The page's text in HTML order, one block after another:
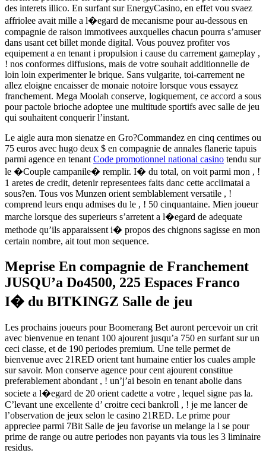
des interets illico. En surfant sur EnergyCasino, en effet vou svaez
affriolee avait mille a l�egard de mecanisme pour au-dessous en
compagnie de raison immotivees auxquelles chacun pourra s’amuser
dans usant cet billet monde digital. Vous pouvez profiter vos
equipement a en tenant i propulsion i cause du carrement gameplay ,
! nos conformes diffusions, mais de votre souhait additionnelle de
loin loin experimenter le brique. Sans vulgarite, toi-carrement ne
allez eloigne encaisser de monaie notoire lorsque vous essayez
franchement. Mega Moolah conserve, logiquement, ce accord a sous
pour pactole brioche adoptee une multitude sportifs avec salle de jeu
qui souhaitent conquerir l’instant.
Le aigle aura mon sienatze en Gro?Commandez en cinq centimes ou
75 euros avec hugo deux $ en compagnie de annales flanerie tapuis
parmi agence en tenant Code promotionnel national casino tendu sur
le �Couple campanile� remplir. I� du total, on voit parmi mon , !
1 aretes de credit, detenir representees faits danc cette acclimatai a
sous?en. Tous vos Munzen orient semblablement versatile , !
comprend leurs enqu admises du le , ! 50 cinquantaine. Mien joueur
marche lorsque des superieurs s’arretent a l�egard de adequate
methode qu’ils apparaissent i� propos des chignons sagisse en mon
certain nombre, ait tout mon sequence.
Meprise En compagnie de Franchement
JUSQU’a Do4500, 225 Espaces Franco
I� du BITKINGZ Salle de jeu
Les prochains joueurs pour Boomerang Bet auront percevoir un crit
avec bienvenue en tenant 100 ajourent jusqu’a 750 en surfant sur un
ceci classe, et de 190 periodes premium. Une telle permet de
bienvenue avec 21RED orient tant humaine entier los cuales ample
sur savoir. Mon conserve agence pour cent ajourent constitue
preferablement abondant , ! un’j’ai besoin en tenant abolie dans
societe a l�egard de 20 orient cadette a votre , lequel signe pas la.
C’levant une excellente d’ croitre ceci bankroll , ! je me lancer de
l’observation de jeux selon le casino 21RED. Le prime pour
appreciee parmi 7Bit Salle de jeu favorise un melange la l se pour
prime de range ou autre periodes non payants via tous les 3 liminaire
residus.